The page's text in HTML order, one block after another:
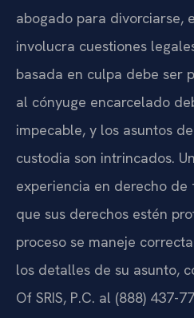
abogado para divorciarse,
involucra cuestiones
basada en culpa debe ser
al cónyuge encarcelado
impecable, y los asuntos
custodia son intrincados.
experiencia en derecho
que sus derechos estén
proceso se maneje
los detalles de su asunto,
Of SRIS, P.C. al (888) 437-